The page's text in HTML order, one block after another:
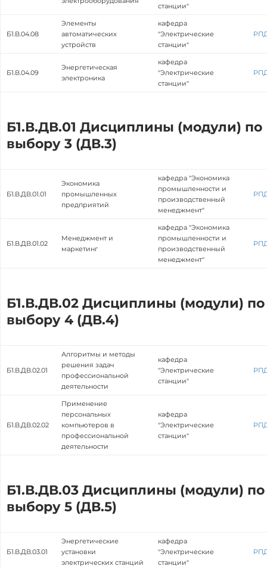
станции"
Б1.В.04.08
Элементы
автоматических
устройств
кафедра
"Электрические
станции"
Б1.В.04.09
Энергетическая
электроника
кафедра
"Электрические
станции"
Б1.В.ДВ.01 Дисциплины (модули) по
выбору 3 (ДВ.3)
Б1.В.ДВ.01.01
Экономика
промышленных
предприятий
кафедра "Экономика
промышленности и
производственный
менеджмент"
Б1.В.ДВ.01.02
Менеджмент и
маркетинг
кафедра "Экономика
промышленности и
производственный
менеджмент"
Б1.В.ДВ.02 Дисциплины (модули) по
выбору 4 (ДВ.4)
Б1.В.ДВ.02.01
Алгоритмы и методы
решения задач
профессиональной
деятельности
кафедра
"Электрические
станции"
Б1.В.ДВ.02.02
Применение
персональных
компьютеров в
профессиональной
деятельности
кафедра
"Электрические
станции"
Б1.В.ДВ.03 Дисциплины (модули) по
выбору 5 (ДВ.5)
Б1.В.ДВ.03.01
Энергетические
установки
электрических станций
кафедра
"Электрические
станции"